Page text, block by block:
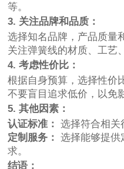
等。
3. 关注品牌和品质：
选择知名品牌，产品质量
关注弹簧线的材质、工艺
4. 考虑性价比：
根据自身预算，选择性价
不要盲目追求低价，以免
5. 其他因素：
认证标准：
选择符合相关
定制服务：
选择能够提供
求。
结语：